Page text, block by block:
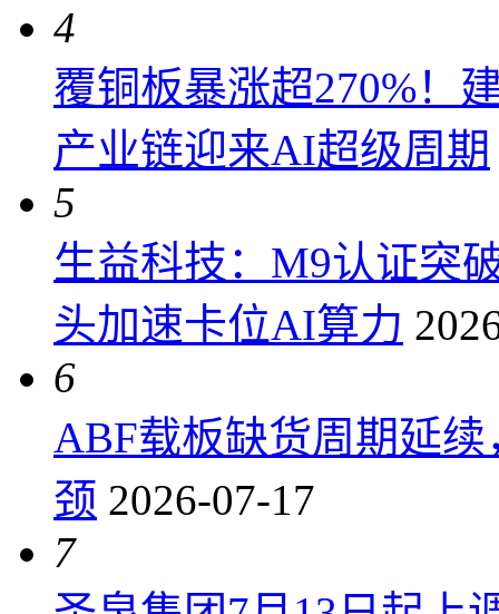
4
覆铜板暴涨超270%！
产业链迎来AI超级周期
5
生益科技：M9认证突
头加速卡位AI算力
6
ABF载板缺货周期延
颈 2026-07-17
7